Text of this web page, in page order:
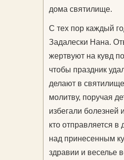
дома святилище.
С тех пор каждый
Задалески Нана.
жертвуют на кувд
чтобы праздник
делают в
молитву, поручая
избегали болезней
кто отправляется
над принесенным
здравии и веселье